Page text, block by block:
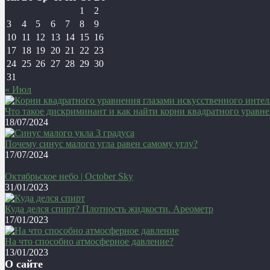
1
2
3
4 5 6 7 8
9
10 11 12 13 14 15 16
17 18 19 20 21 22 23
24 25 26 27 28 29 30
31
« Июл
Что такое дискриминант и как найти корни квадратного
18/07/2024
Почему синус малого угла равен самому углу?
17/07/2024
Октябрьское небо | October Sky
31/01/2023
Куда делся спирт? Плотность жидкости. Ареометр
17/01/2023
На что способно атмосферное давление?
13/01/2023
О сайте